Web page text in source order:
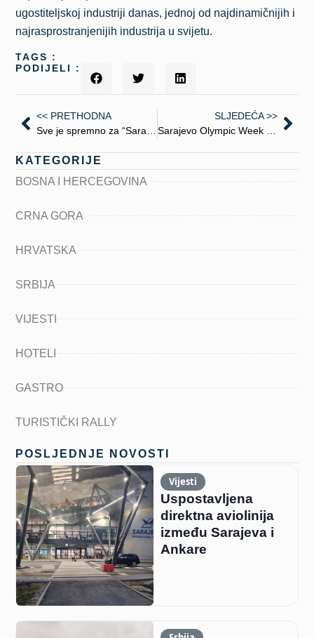
ugostiteljskoj industriji danas, jednoj od najdinamičnijih i
najrasprostranjenijih industrija u svijetu.
TAGS :
PODIJELI :
<< PRETHODNA
SLJEDEĆA >>
KATEGORIJE
BOSNA I HERCEGOVINA
CRNA GORA
HRVATSKA
SRBIJA
VIJESTI
HOTELI
GASTRO
TURISTIČKI RALLY
POSLJEDNJE NOVOSTI
Vijesti
Uspostavljena
direktna aviolinija
između Sarajeva i
Ankare